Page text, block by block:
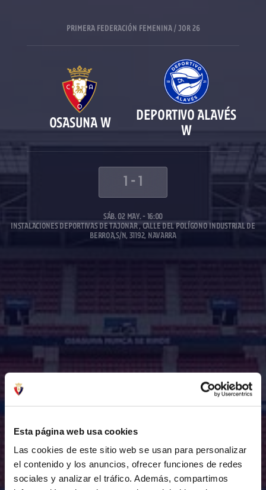
Esta página web usa cookies
Las cookies de este sitio web se usan para personalizar
el contenido y los anuncios, ofrecer funciones de redes
sociales y analizar el tráfico. Además, compartimos
PRIMERA FEDERACIÓN FEMENINA / JOR 26
OSASUNA W
DEPORTIVO ALAVÉS
W
1 -1
SÁB. 02 MAY. - 16:00
INSTALACIONES DEPORTIVAS DE TAJONAR , CALLE DEL POLÍGONO INDUSTRIAL DE
BERROA,S/N, 31192, NAVARRA